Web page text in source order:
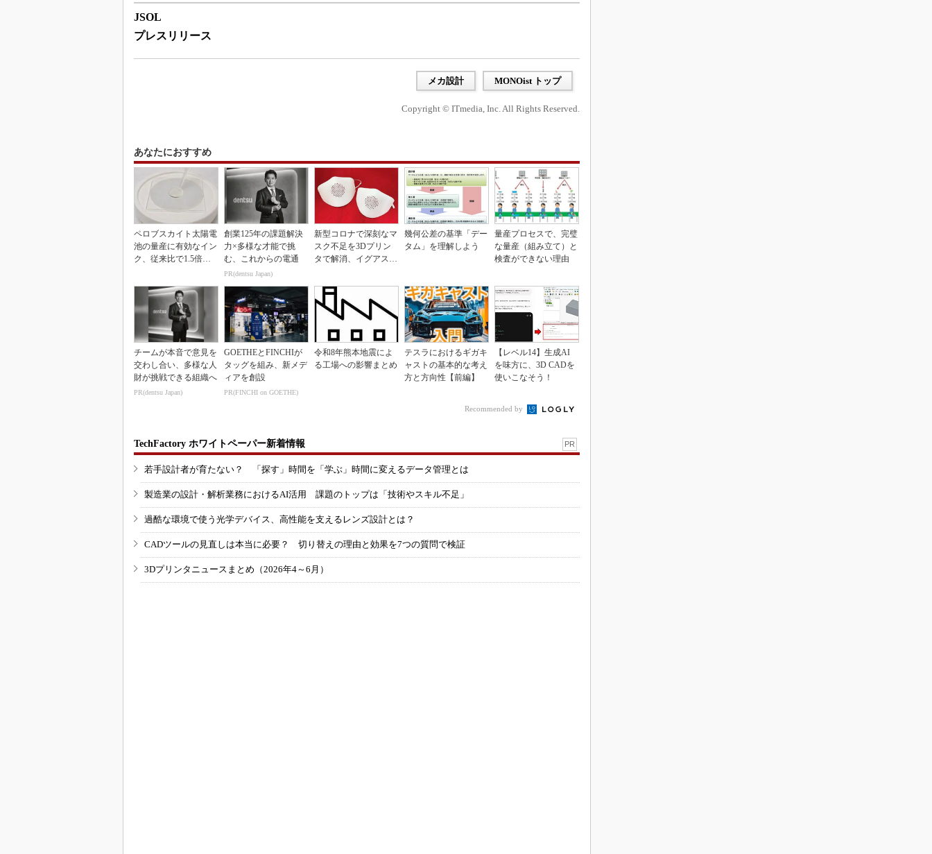
JSOL
プレスリリース
メカ設計 MONOist トップ
Copyright © ITmedia, Inc. All Rights Reserved.
あなたにおすすめ
ペロブスカイト太陽電
池の量産に有効なイン
ク、従来比で1.5倍の
創業125年の課題解決
力×多様な才能で挑
む、これからの電通
PR(dentsu Japan)
新型コロナで深刻なマ
スク不足を3Dプリン
タで解消、イグアスが
幾何公差の基準「デー
タム」を理解しよう
量産プロセスで、完璧
な量産（組み立て）と
検査ができない理由
チームが本音で意見を
交わし合い、多様な人
財が挑戦できる組織へ
PR(dentsu Japan)
GOETHEとFINCHIが
タッグを組み、新メデ
ィアを創設
PR(FINCHI on GOETHE)
令和8年熊本地震によ
る工場への影響まとめ
テスラにおけるギガキ
ャストの基本的な考え
方と方向性【前編】
【レベル14】生成AI
を味方に、3D CADを
使いこなそう！
Recommended by
TechFactory ホワイトペーパー新着情報 PR
若手設計者が育たない？ 「探す」時間を「学ぶ」時間に変えるデータ管理とは
製造業の設計・解析業務におけるAI活用 課題のトップは「技術やスキル不足」
過酷な環境で使う光学デバイス、高性能を支えるレンズ設計とは？
CADツールの見直しは本当に必要？ 切り替えの理由と効果を7つの質問で検証
3Dプリンタニュースまとめ（2026年4～6月）